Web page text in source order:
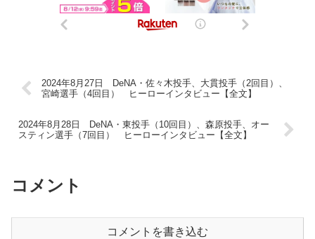
2024年8月27日 DeNA・佐々木投手、大貫投手（2回目）、
宮崎選手（4回目） ヒーローインタビュー【全文】
2024年8月28日 DeNA・東投手（10回目）、森原投手、オー
スティン選手（7回目） ヒーローインタビュー【全文】
コメント
コメントを書き込む